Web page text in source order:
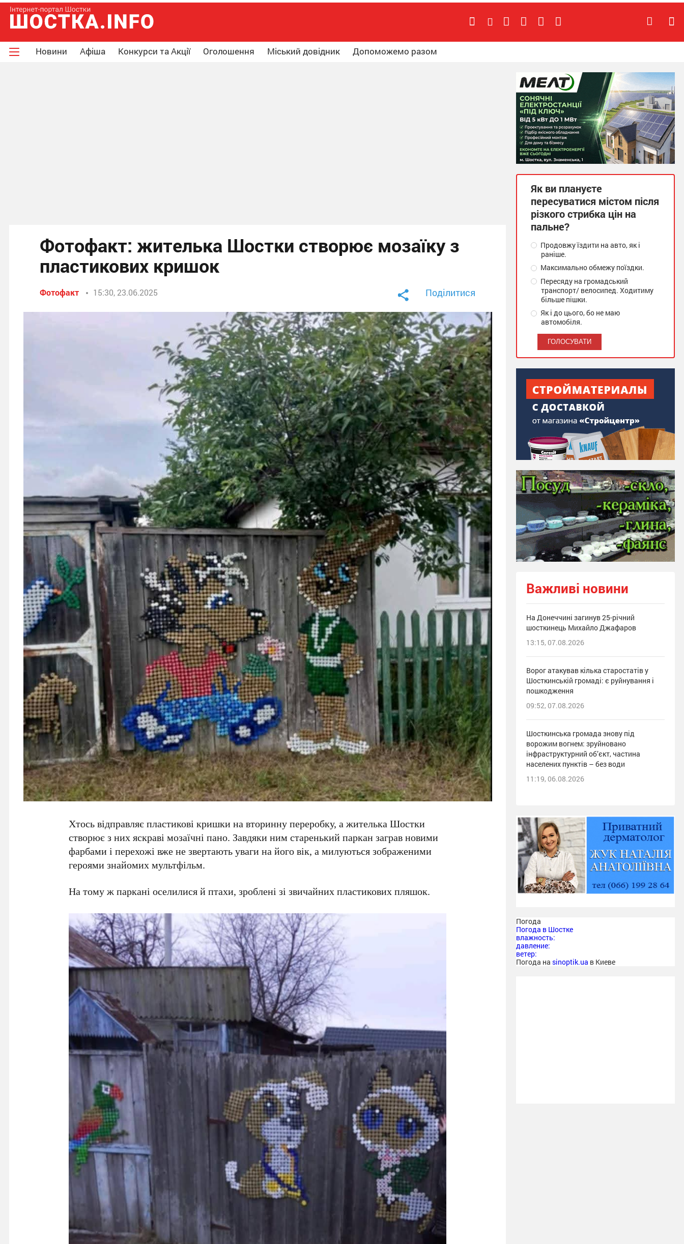
Новини Афіша Конкурси та Акції Оголошення Міський довідник Допоможемо разом
Фотофакт: жителька Шостки створює мозаїку з
пластикових кришок
Фотофакт 15:30, 23.06.2025 Поділитися
Хтось відправляє пластикові кришки на вторинну переробку, а жителька Шостки
створює з них яскраві мозаїчні пано. Завдяки ним старенький паркан заграв новими
фарбами і перехожі вже не звертають уваги на його вік, а милуються зображеними
героями знайомих мультфільм.
На тому ж паркані оселилися й птахи, зроблені зі звичайних пластикових пляшок.
Як ви плануєте
пересуватися містом після
різкого стрибка цін на
пальне?
Продовжу їздити на авто, як і
раніше.
Максимально обмежу поїздки.
Пересяду на громадський
транспорт/ велосипед. Ходитиму
більше пішки.
Як і до цього, бо не маю
автомобіля.
Важливі новини
На Донеччині загинув 25-річний
шосткинець Михайло Джафаров
13:15, 07.08.2026
Ворог атакував кілька старостатів у
Шосткинській громаді: є руйнування і
пошкодження
09:52, 07.08.2026
Шосткинська громада знову під
ворожим вогнем: зруйновано
інфраструктурний об’єкт, частина
населених пунктів – без води
11:19, 06.08.2026
Погода
Погода в Шостке
влажность:
давление:
ветер:
Погода на sinoptik.ua в Киеве